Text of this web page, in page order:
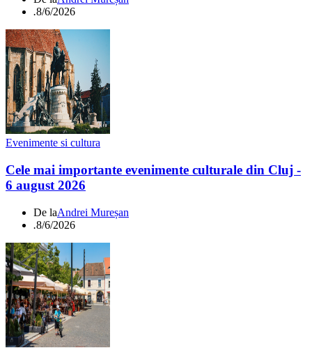
.8/6/2026
Evenimente si cultura
Cele mai importante evenimente culturale din Cluj -
6 august 2026
De laAndrei Mureșan
.8/6/2026